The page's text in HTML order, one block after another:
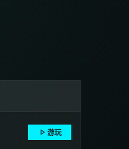
play_arrow游玩